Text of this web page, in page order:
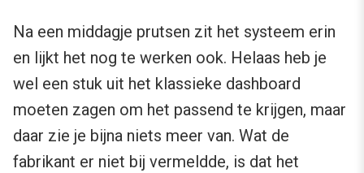
Na een middagje prutsen zit het systeem erin
en lijkt het nog te werken ook. Helaas heb je
wel een stuk uit het klassieke dashboard
moeten zagen om het passend te krijgen, maar
daar zie je bijna niets meer van. Wat de
fabrikant er niet bij vermeldde, is dat het